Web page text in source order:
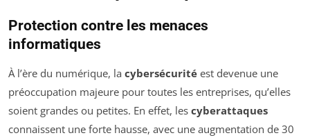
Protection contre les menaces
informatiques
À l’ère du numérique, la cybersécurité est devenue une
préoccupation majeure pour toutes les entreprises, qu’elles
soient grandes ou petites. En effet, les cyberattaques
connaissent une forte hausse, avec une augmentation de 30